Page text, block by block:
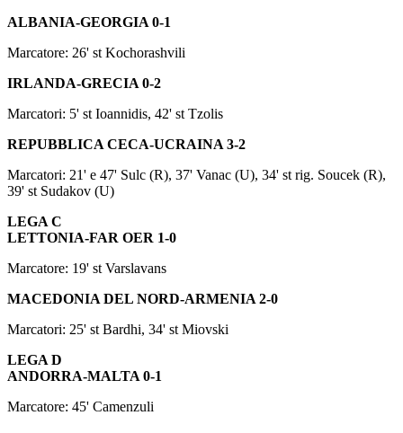
ALBANIA-GEORGIA 0-1
Marcatore: 26' st Kochorashvili
IRLANDA-GRECIA 0-2
Marcatori: 5' st Ioannidis, 42' st Tzolis
REPUBBLICA CECA-UCRAINA 3-2
Marcatori: 21' e 47' Sulc (R), 37' Vanac (U), 34' st rig. Soucek (R),
39' st Sudakov (U)
LEGA C
LETTONIA-FAR OER 1-0
Marcatore: 19' st Varslavans
MACEDONIA DEL NORD-ARMENIA 2-0
Marcatori: 25' st Bardhi, 34' st Miovski
LEGA D
ANDORRA-MALTA 0-1
Marcatore: 45' Camenzuli